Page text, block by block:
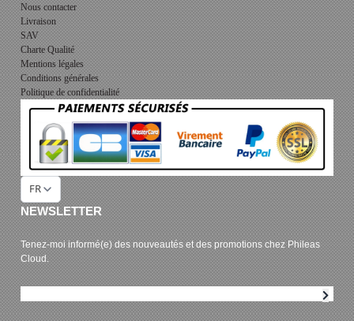
Nous contacter
Livraison
SAV
Charte Qualité
Mentions légales
Conditions générales
Politique de confidentialité
FR
NEWSLETTER
Tenez-moi informé(e) des nouveautés et des promotions chez Phileas
Cloud.